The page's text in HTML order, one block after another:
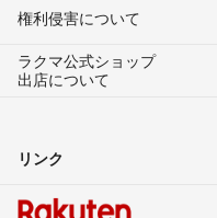
権利侵害について
ラクマ公式ショップ
出店について
リンク